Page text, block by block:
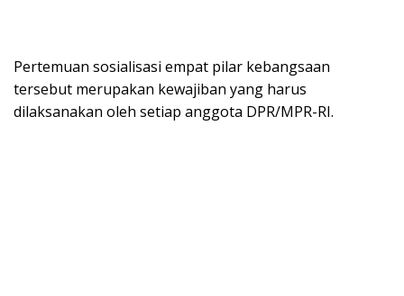
Pertemuan sosialisasi empat pilar kebangsaan
tersebut merupakan kewajiban yang harus
dilaksanakan oleh setiap anggota DPR/MPR-RI.